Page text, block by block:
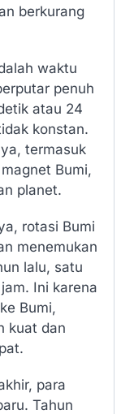
berkurang
waktu
penuh
atau 24
konstan.
termasuk
Bumi,
planet.
rotasi Bumi
menemukan
lalu, satu
Ini karena
Bumi,
kuat dan
para
Tahun